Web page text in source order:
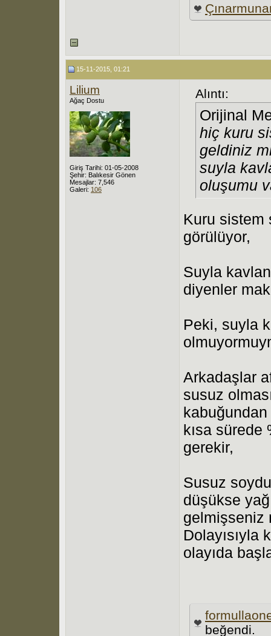
15-11-2015, 01:21
Lilium
Ağaç Dostu
Giriş Tarihi: 01-05-2008
Şehir: Balıkesir Gönen
Mesajlar: 7,546
Galeri: 106
Alıntı:
Orijinal
hiç kuru
geldiniz
suyla
oluşumu
Kuru sistem
görülüyor,
Suyla
diyenler
Peki, suyla
Arkadaşlar
susuz
kabuğundan
kısa sürede
gerekir,
Susuz
düşükse
gelmişseniz
Dolayısıyla
olayıda
beğendi.